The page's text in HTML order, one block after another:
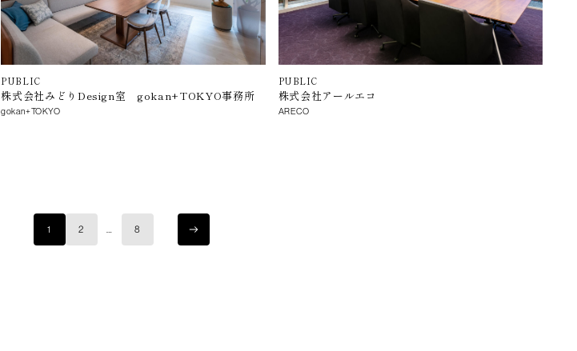
PUBLIC
株式会社みどりDesign室 gokan+TOKYO事務所
gokan+TOKYO
PUBLIC
株式会社アールエコ
ARECO
1 2 8